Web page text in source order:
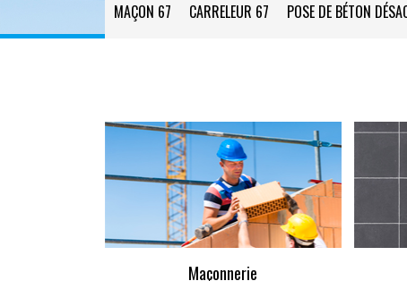
MAÇON 67 CARRELEUR 67 POSE DE BÉTON
Maçonnerie